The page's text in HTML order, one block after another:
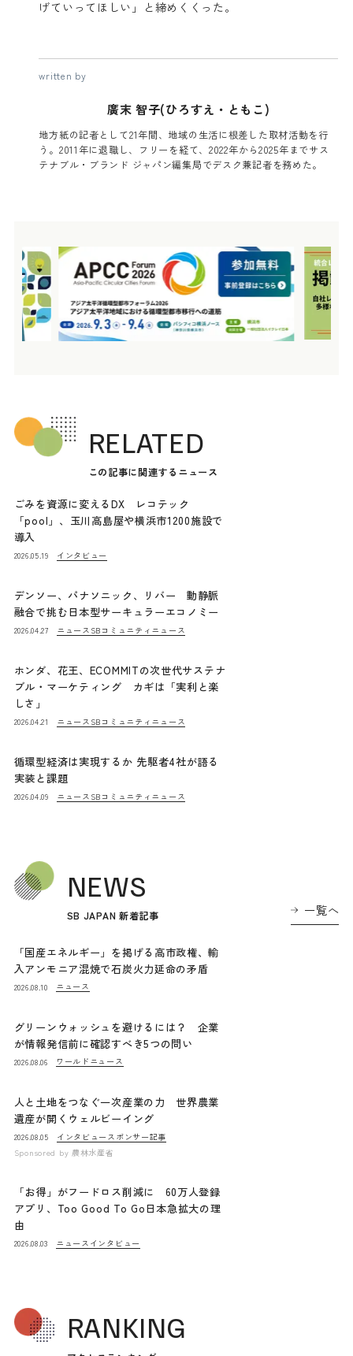
げていってほしい」と締めくくった。
written by
廣末 智子(ひろすえ・ともこ)
地方紙の記者として21年間、地域の生活に根差した取材活動を行
う。2011年に退職し、フリーを経て、2022年から2025年までサス
テナブル・ブランド ジャパン編集局でデスク兼記者を務めた。
RELATED
この記事に関連するニュース
ごみを資源に変えるDX レコテック
「pool」、玉川高島屋や横浜市1200施設で
導入
2026.05.19 インタビュー
デンソー、パナソニック、リバー 動静脈
融合で挑む日本型サーキュラーエコノミー
2026.04.27 ニュース SBコミュニティニュース
ホンダ、花王、ECOMMITの次世代サステナ
ブル・マーケティング カギは「実利と楽
しさ」
2026.04.21 ニュース SBコミュニティニュース
循環型経済は実現するか 先駆者4社が語る
実装と課題
2026.04.09 ニュース SBコミュニティニュース
NEWS
SB JAPAN 新着記事 一覧へ
「国産エネルギー」を掲げる高市政権、輸
入アンモニア混焼で石炭火力延命の矛盾
2026.08.10 ニュース
グリーンウォッシュを避けるには？ 企業
が情報発信前に確認すべき5つの問い
2026.08.06 ワールドニュース
人と土地をつなぐ一次産業の力 世界農業
遺産が開くウェルビーイング
2026.08.05 インタビュー スポンサー記事
Sponsored by 農林水産省
「お得」がフードロス削減に 60万人登録
アプリ、Too Good To Go日本急拡大の理
由
2026.08.03 ニュース インタビュー
RANKING